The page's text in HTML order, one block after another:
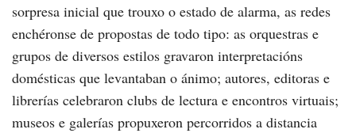
sorpresa inicial que trouxo o estado de alarma, as redes
enchéronse de propostas de todo tipo: as orquestras e
grupos de diversos estilos gravaron interpretacións
domésticas que levantaban o ánimo; autores, editoras e
librerías celebraron clubs de lectura e encontros virtuais;
museos e galerías propuxeron percorridos a distancia